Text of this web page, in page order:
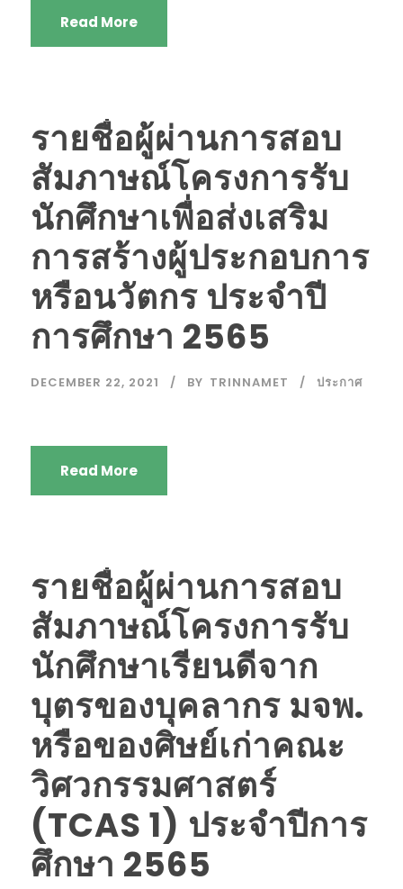
Read More
รายชื่อผู้ผ่านการสอบ
สัมภาษณ์โครงการรับ
นักศึกษาเพื่อส่งเสริม
การสร้างผู้ประกอบการ
หรือนวัตกร ประจำปี
การศึกษา 2565
DECEMBER 22, 2021 BY TRINNAMET ประกาศ
Read More
รายชื่อผู้ผ่านการสอบ
สัมภาษณ์โครงการรับ
นักศึกษาเรียนดีจาก
บุตรของบุคลากร มจพ.
หรือของศิษย์เก่าคณะ
วิศวกรรมศาสตร์
(TCAS 1) ประจำปีการ
ศึกษา 2565